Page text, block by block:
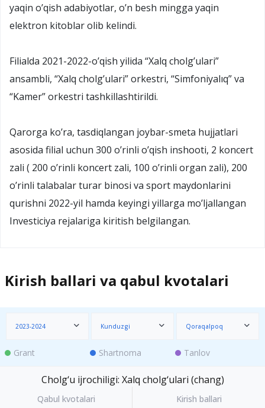
yaqin o’qish adabiyotlar, o’n besh mingga yaqin
elektron kitoblar olib kelindi.
Filialda 2021-2022-o’qish yilida “Xalq cholg’ulari”
ansambli, “Xalq cholg’ulari” orkestri, “Simfoniyalıq” va
“Kamer” orkestri tashkillashtirildi.
Qarorga ko’ra, tasdiqlangan joybar-smeta hujjatlari
asosida filial uchun 300 o’rinli o’qish inshooti, 2 koncert
zali ( 200 o’rinli koncert zali, 100 o’rinli organ zali), 200
o’rinli talabalar turar binosi va sport maydonlarini
qurishni 2022-yil hamda keyingi yillarga mo’ljallangan
Investiciya rejalariga kiritish belgilangan.
Kirish ballari va qabul kvotalari
2023-2024 Kunduzgi Qoraqalpoq
Grant Shartnoma Tanlov
Cholg‘u ijrochiligi: Xalq cholg‘ulari (chang)